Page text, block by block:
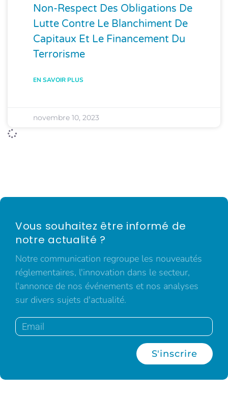
Non-Respect Des Obligations De
Lutte Contre Le Blanchiment De
Capitaux Et Le Financement Du
Terrorisme
EN SAVOIR PLUS
novembre 10, 2023
Vous souhaitez être informé de
notre actualité ?
Notre communication regroupe les nouveautés
réglementaires, l'innovation dans le secteur,
l'annonce de nos événements et nos analyses
sur divers sujets d'actualité.
S'inscrire